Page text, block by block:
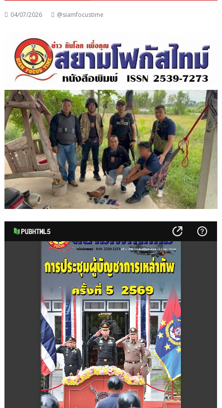
04/07/2026 @siamfocustime